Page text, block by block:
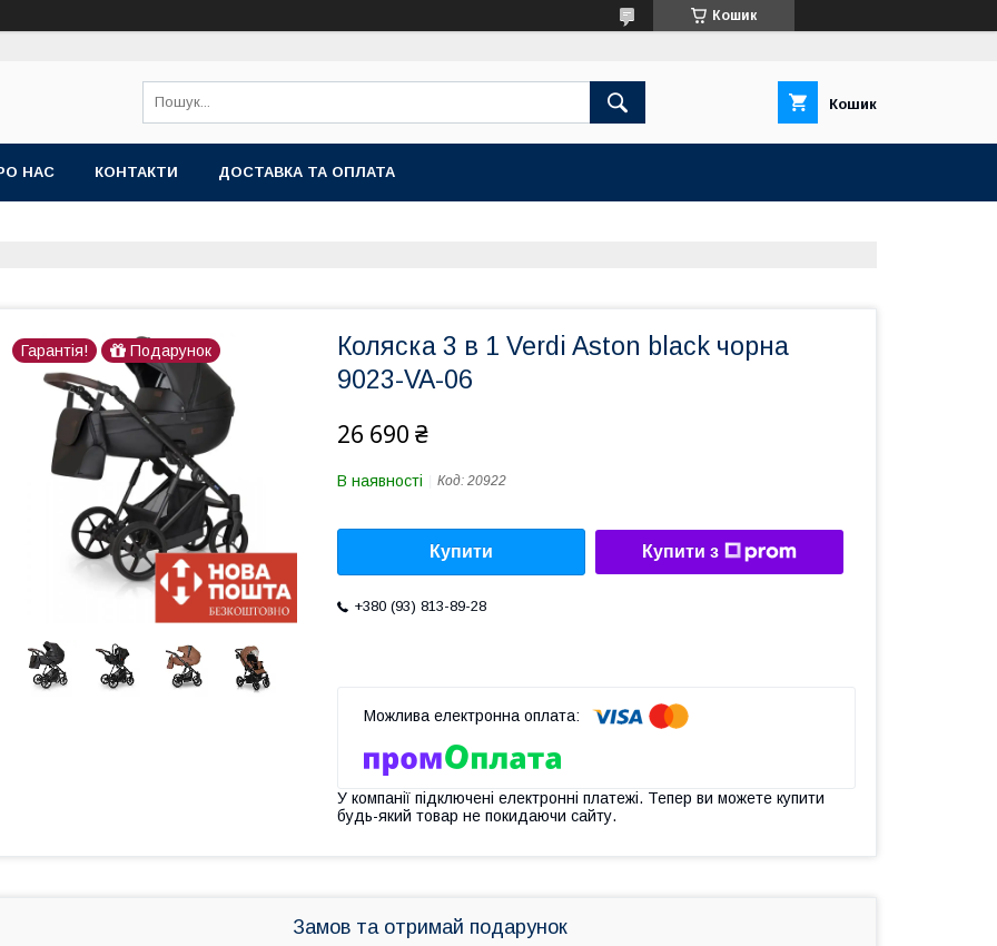
Кошик
Кошик
НАС КОНТАКТИ ДОСТАВКА ТА ОПЛАТА
Гарантія! Подарунок
Коляска 3 в 1 Verdi Aston black чорна
9023-VA-06
26 690 ₴
В наявності Код: 20922
Купити Купити з
+380 (93) 813-89-28
У компанії підключені електронні платежі. Тепер ви можете купити
будь-який товар не покидаючи сайту.
Замов та отримай подарунок